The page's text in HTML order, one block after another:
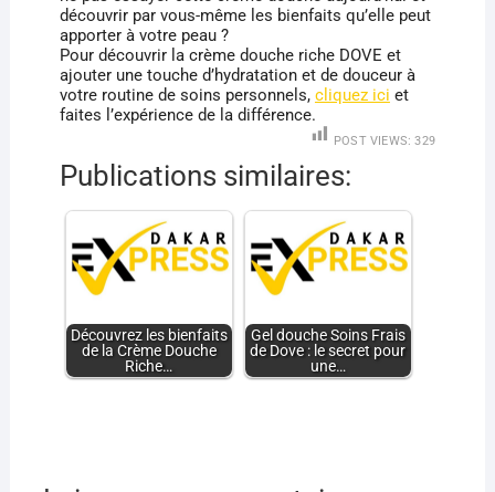
découvrir par vous-même les bienfaits qu’elle peut
apporter à votre peau ?
Pour découvrir la crème douche riche DOVE et
ajouter une touche d’hydratation et de douceur à
votre routine de soins personnels, cliquez ici et
faites l’expérience de la différence.
POST VIEWS: 329
Publications similaires:
Découvrez les bienfaits
de la Crème Douche
Riche…
Gel douche Soins Frais
de Dove : le secret pour
une…